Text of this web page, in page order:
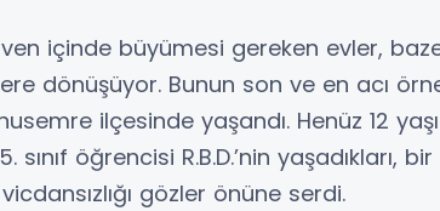
içinde büyümesi gereken evler,
dönüşüyor. Bunun son ve en acı
ilçesinde yaşandı. Henüz 12
sınıf öğrencisi R.B.D.’nin yaşadıkları,
gözler önüne serdi.